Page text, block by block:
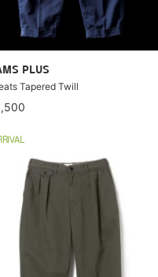
PLUS
Tapered Twill